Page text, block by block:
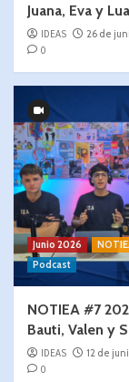
Juana, Eva y
IDEAS
26 de
0
Junio 2026
Podcast
NOTIEA #7
Bauti, Valen y
IDEAS
12 de
0